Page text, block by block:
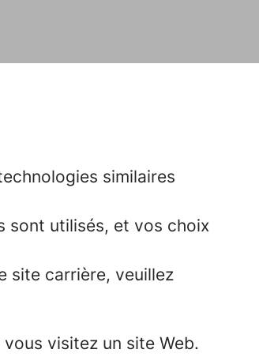
similaires
sont utilisés, et vos choix
site carrière, veuillez
visitez un site Web.